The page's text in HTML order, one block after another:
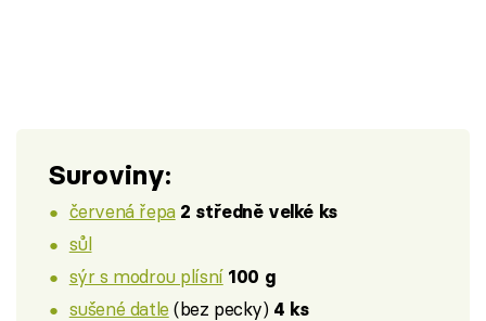
Suroviny:
červená řepa 2 středně velké ks
sůl
sýr s modrou plísní 100 g
sušené datle (bez pecky) 4 ks